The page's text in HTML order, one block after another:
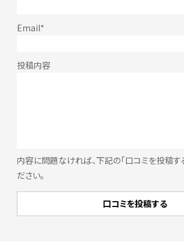
内容に問題なければ、下記の「口コミを投稿す
ださい。